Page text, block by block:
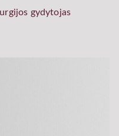
gydytojas